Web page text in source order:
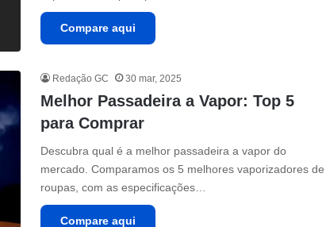
Compare aqui
Redação GC 30 mar, 2025
Melhor Passadeira a Vapor: Top 5
para Comprar
Descubra qual é a melhor passadeira a vapor do
mercado. Comparamos os 5 melhores vaporizadores de
roupas, com as especificações…
Compare aqui